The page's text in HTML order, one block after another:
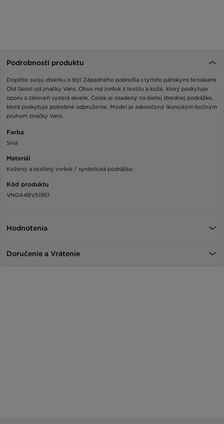
Podrobnosti produktu
Doplňte svoju zbierku o štýl Západného pobrežia s týmito pánskymi teniskami
Old Skool od značky Vans. Obuv má zvršok z textilu a kože, ktorý poskytuje
oporu a zároveň vyzerá skvele. Celok je osadený na bielej strednej podrážke,
ktorá poskytuje potrebné odpruženie. Model je zakončený ikonickým bočným
pruhom značky Vans.
Farba
Sivá
Materiál
Kožený a textilný zvršok / syntetická podrážka
Kód produktu
VN0A4BV51951
Hodnotenia
Doručenie a Vrátenie